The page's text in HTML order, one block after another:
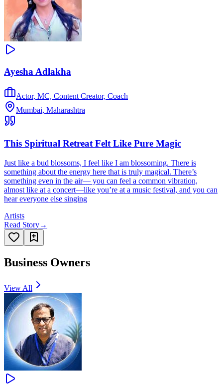
Ayesha Adlakha
Actor, MC, Content Creator, Coach
Mumbai, Maharashtra
This Spiritual Retreat Felt Like Pure Magic
Just like a bud blossoms, I feel like I am blossoming. There is
something about the energy here that is truly magical. There’s
something even in the air— you can feel a common vibration,
almost like at a concert—like you’re at a music festival, and you can
hear everyone else singing
Artists
Read Story→
Business Owners
View All